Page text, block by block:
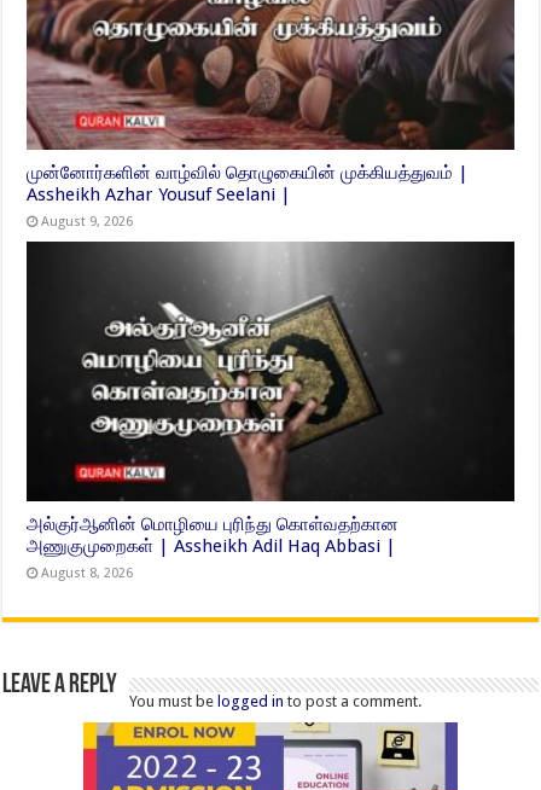
முன்னோர்களின் வாழ்வில் தொழுகையின் முக்கியத்துவம் |
Assheikh Azhar Yousuf Seelani |
August 9, 2026
அல்குர்ஆனின் மொழியை புரிந்து கொள்வதற்கான
அணுகுமுறைகள் | Assheikh Adil Haq Abbasi |
August 8, 2026
Leave a Reply
You must belogged in to post a comment.